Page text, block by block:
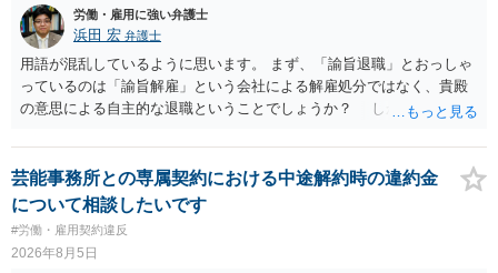
方がいれば一緒に相談してみるといいでしょう。
労働・雇用に強い弁護士
浜田 宏 弁護士
用語が混乱しているように思います。 まず、「諭旨退職」とおっしゃ
っているのは「諭旨解雇」という会社による解雇処分ではなく、貴殿
の意思による自主的な退職ということでしょうか？ しかし、記載さ
す。 その場合、解雇には客観的で合理的な理由が必要であり、かつ
解雇という処分が社会通念上相当と認められない限り、解雇は無効で
す。 結局、貴殿のネット炎上の内容や原因、勤務先に与えた影響な
どを具体的に検討しなければ、何とも申し上げることができません。
また、育児休業法関係の問題もあるかもしれません。 ある程度労働
法に関する専門的な知識が必要な事案ですので、一度、お近くの弁護
芸能事務所との専属契約における中途解約時の違約金
について相談したいです
#労働・雇用契約違反
2026年8月5日